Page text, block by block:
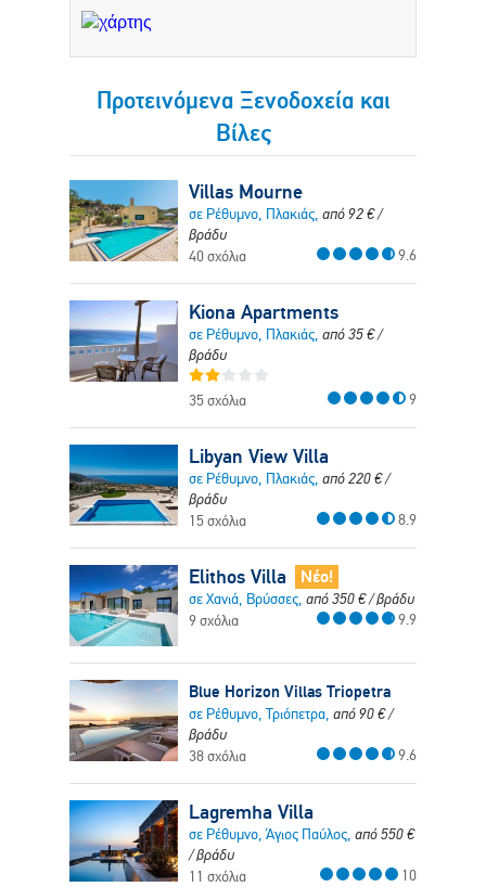
Προτεινόμενα Ξενοδοχεία και
Βίλες
Villas Mourne
σε Ρέθυμνο, Πλακιάς, από92€/
βράδυ
40 σχόλια
9.6
Kiona Apartments
σε Ρέθυμνο, Πλακιάς, από35€/
βράδυ
35 σχόλια 9
Libyan View Villa
σε Ρέθυμνο, Πλακιάς, από220€/
βράδυ
15 σχόλια
8.9
Elithos Villa Νέο!
σε Χανιά, Βρύσσες, από350€/ βράδυ
9 σχόλια
9.9
Blue Horizon Villas Triopetra
σε Ρέθυμνο, Τριόπετρα, από90€/
βράδυ
38 σχόλια
9.6
Lagremha Villa
σε Ρέθυμνο, Άγιος Παύλος, από550€
/ βράδυ
11 σχόλια
10